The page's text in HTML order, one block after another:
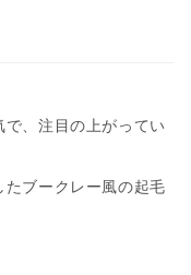
、注目の上がってい
ブークレー風の起毛